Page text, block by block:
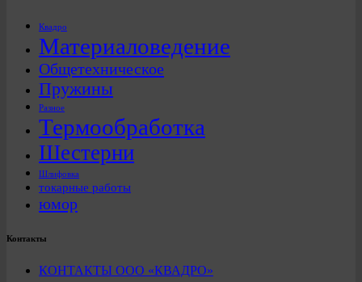
Квадро
Материаловедение
Общетехническое
Пружины
Разное
Термообработка
Шестерни
Шлифовка
токарные работы
юмор
Контакты
КОНТАКТЫ ООО «КВАДРО»